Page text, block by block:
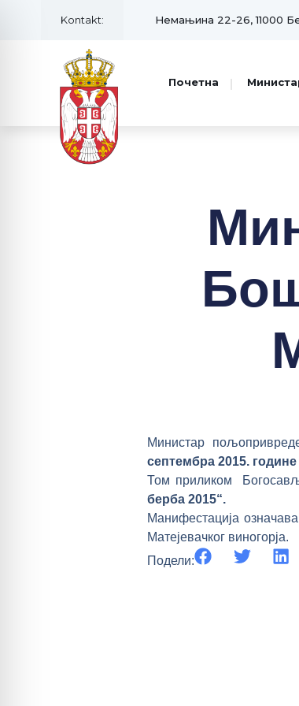
Kontakt: Немањина 22-26, 11000
Почетна
Министар
септембра 2015.
Том приликом
берба 2015“.
Манифестација
Матејевачког виногорја.
Подели: